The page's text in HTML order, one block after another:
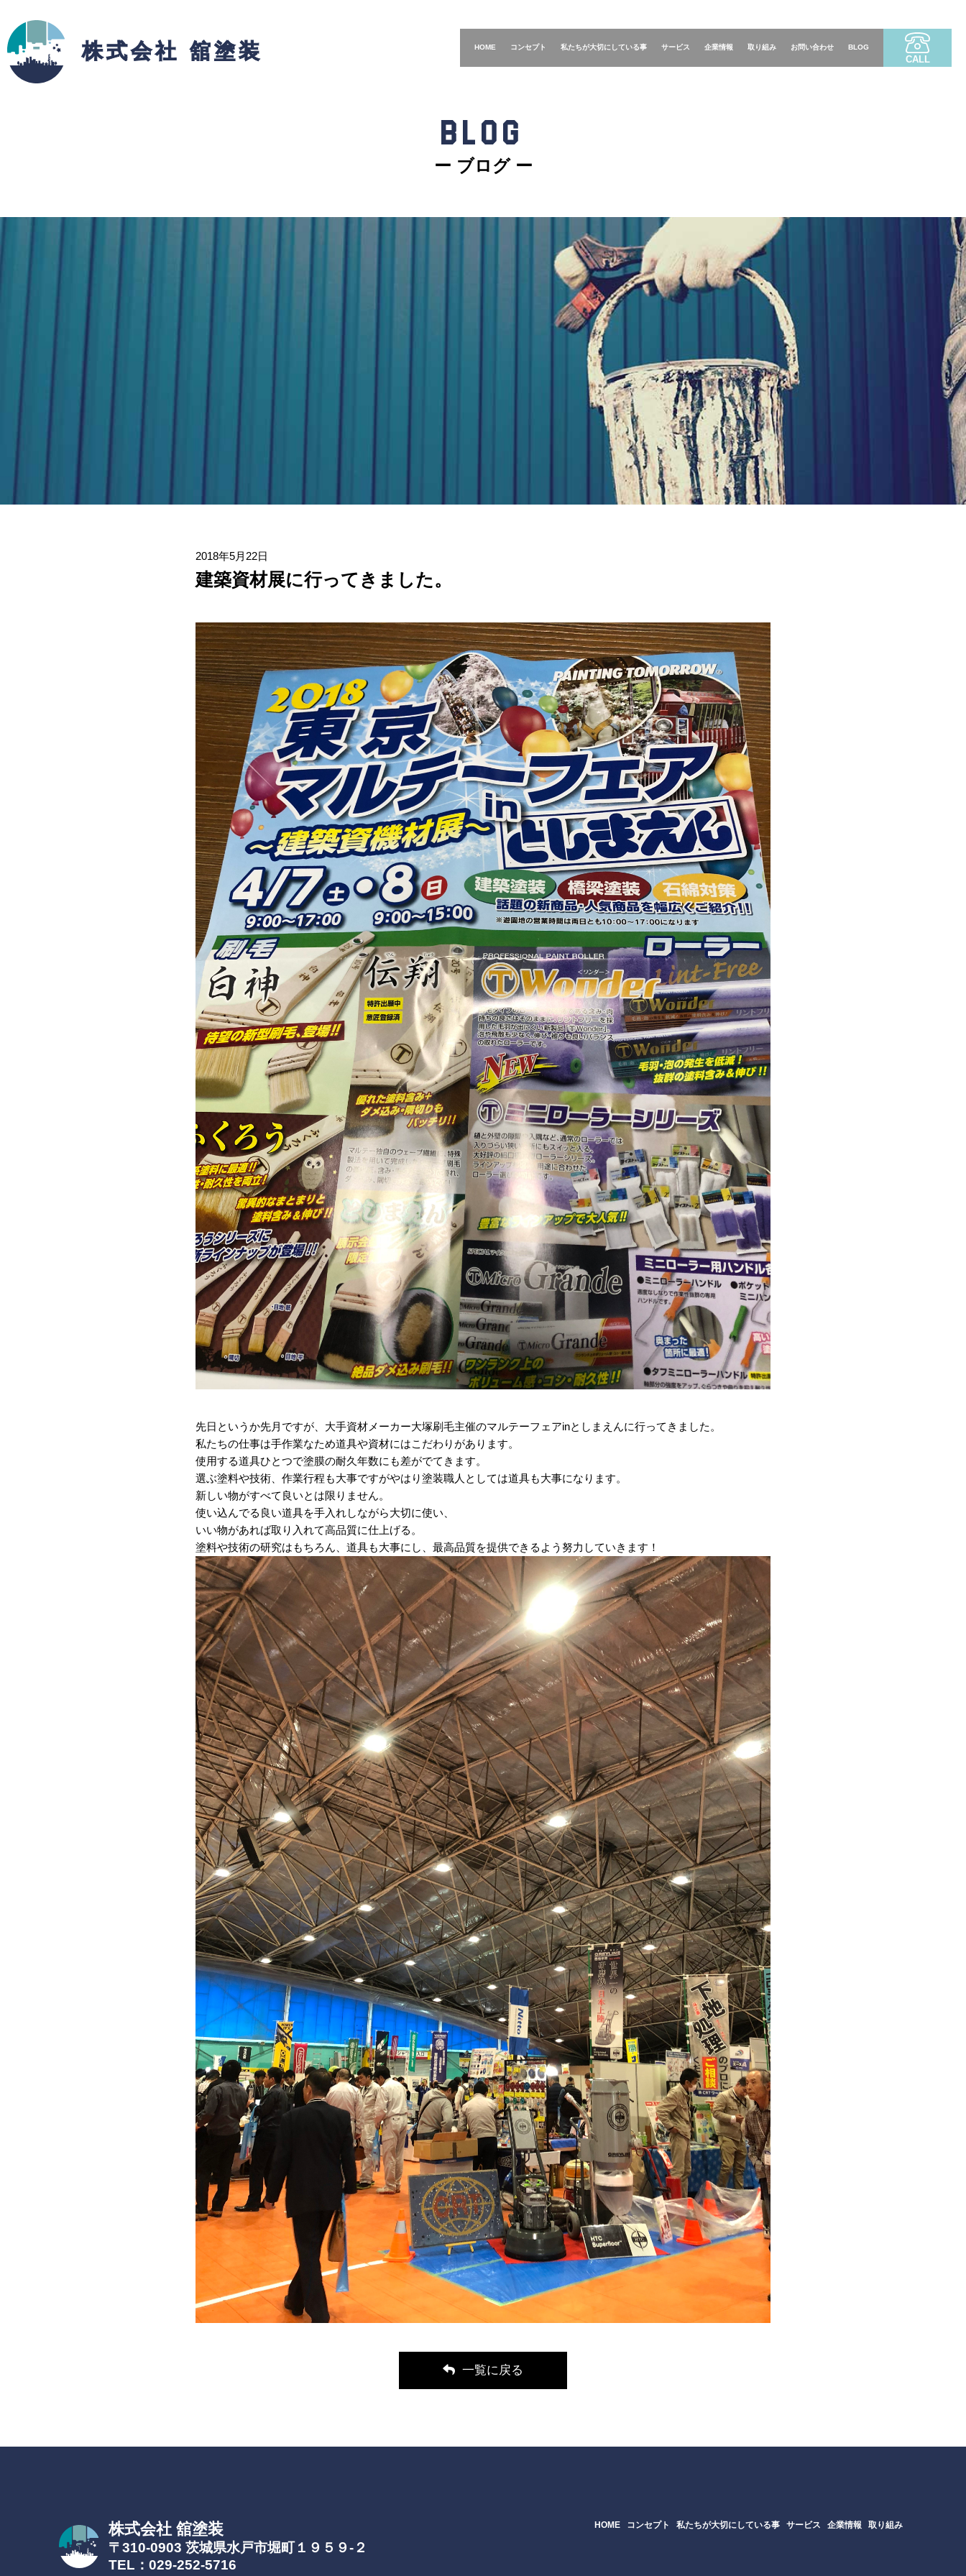
株式会社 舘塗装 HOME コンセプト 私たちが大切にしている事 サービス 企業情報 取り組み お問い合わせ BLOG
CALL
BLOG
ー ブログ ー
2018年5月22日
建築資材展に行ってきました。
先日というか先月ですが、大手資材メーカー大塚刷毛主催のマルテーフェアinとしまえんに行ってきました。
私たちの仕事は手作業なため道具や資材にはこだわりがあります。
使用する道具ひとつで塗膜の耐久年数にも差がでてきます。
選ぶ塗料や技術、作業行程も大事ですがやはり塗装職人としては道具も大事になります。
新しい物がすべて良いとは限りません。
使い込んでる良い道具を手入れしながら大切に使い、
いい物があれば取り入れて高品質に仕上げる。
塗料や技術の研究はもちろん、道具も大事にし、最高品質を提供できるよう努力していきます！
一覧に戻る
株式会社 舘塗装
〒310-0903 茨城県水戸市堀町１９５９-２
TEL：029-252-5716
HOME コンセプト 私たちが大切にしている事 サービス 企業情報 取り組み